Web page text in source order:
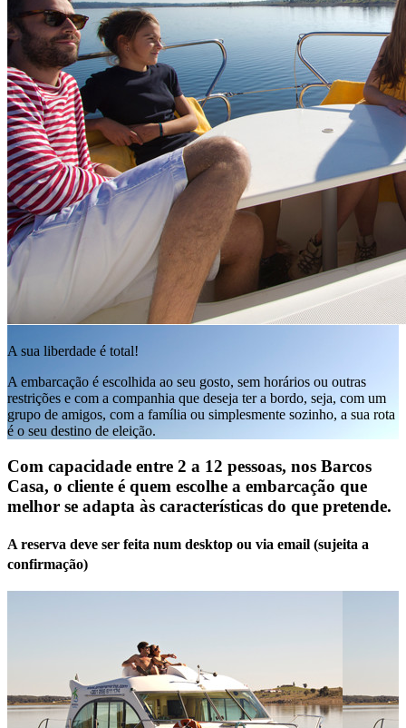
A sua liberdade é total!
A embarcação é escolhida ao seu gosto, sem horários ou outras
restrições e com a companhia que deseja ter a bordo, seja, com um
grupo de amigos, com a família ou simplesmente sozinho, a sua rota
é o seu destino de eleição.
Com capacidade entre 2 a 12 pessoas, nos Barcos
Casa, o cliente é quem escolhe a embarcação que
melhor se adapta às características do que pretende.
A reserva deve ser feita num desktop ou via email (sujeita a
confirmação)